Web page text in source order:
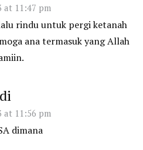
at 11:47 pm
rindu untuk pergi ketanah
ana termasuk yang Allah
at 11:56 pm
dimana